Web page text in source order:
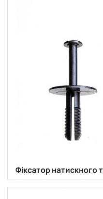
Фіксатор натискного